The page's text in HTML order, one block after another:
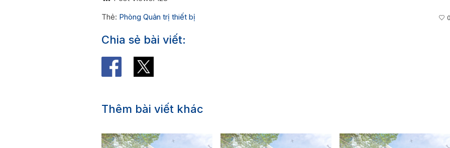
Thẻ: Phòng Quản trị thiết bị 0
Chia sẻ bài viết:
Thêm bài viết khác